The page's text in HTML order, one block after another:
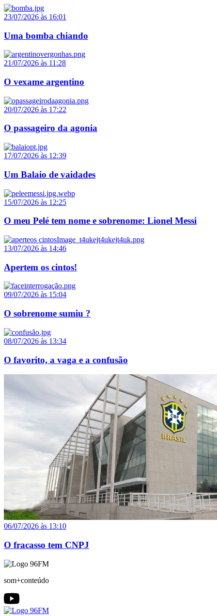
23/07/2026 às 16:01
Uma bomba chiando
21/07/2026 às 11:28
O vexame argentino
20/07/2026 às 17:22
O passageiro da agonia
17/07/2026 às 12:39
Um Balaio de vaidades
15/07/2026 às 12:25
O meu Pelé tem nome e sobrenome: Lionel Messi
13/07/2026 às 14:46
Apertem os cintos!
09/07/2026 às 15:04
O sobrenome sumiu ?
08/07/2026 às 13:34
O favorito, a vaga e a confusão
06/07/2026 às 13:10
O fracasso tem CNPJ
som+conteúdo